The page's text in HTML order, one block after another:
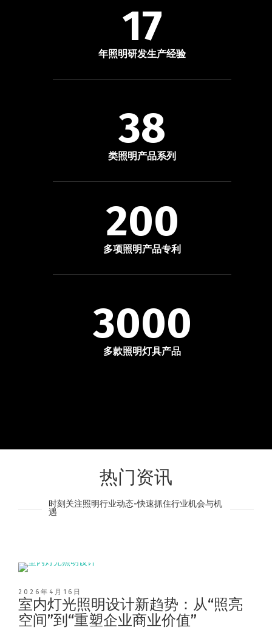
17
年照明研发生产经验
38
类照明产品系列
200
多项照明产品专利
3000
多款照明灯具产品
热门资讯
时刻关注照明行业动态-快速抓住行业机会与机
遇
2026年4月16日
室内灯光照明设计新趋势：从“照亮
空间”到“重塑企业商业价值”